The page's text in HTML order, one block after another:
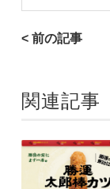
< 前の記事
関連記事